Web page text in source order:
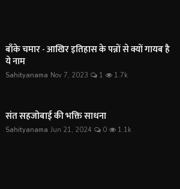
बाँके चमार - आखिर इतिहास के पन्नों से क्यों गायब है
ये नाम
Sahityanama Nov 7, 2023 1 1.7k
संत सहजोबाई की भक्ति साधना
Sahityanama Jun 21, 2024 0 1.1k